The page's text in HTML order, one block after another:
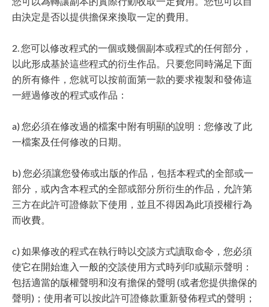
由決定是否以提供擔保來換取一定的費用。
2. 您可以修改程式的一個或幾個副本或程式的任何部分，
以此形成基於這些程式的衍生作品。只要您同時滿足下面
的所有條件，您就可以按前面第一款的要求複製和發佈這
一經過修改的程式或作品：
a) 您必須在修改過的檔案中附有明顯的說明：您修改了此
一檔案及任何修改的日期。
b) 您必須讓您發佈或出版的作品，包括本程式的全部或一
部分，或內含本程式的全部或部分所衍生的作品，允許第
三方在此許可證條款下使用，並且不得因為此項授權行為
而收費。
c) 如果修改的程式在執行時以交談方式讀取命令，您必須
使它在開始進入一般的交談使用方式時列印或顯示聲明：
包括適當的版權聲明和沒有擔保的聲明 (或者您提供擔保的
聲明)；使用者可以按此許可證條款重新發佈程式的聲明；